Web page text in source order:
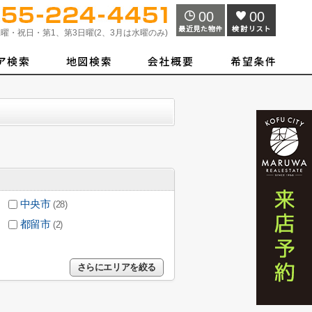
・祝日・第1、第3日曜(2、3月は水曜のみ)
00 00
中央市 (28)
都留市 (2)
さらにエリアを絞る